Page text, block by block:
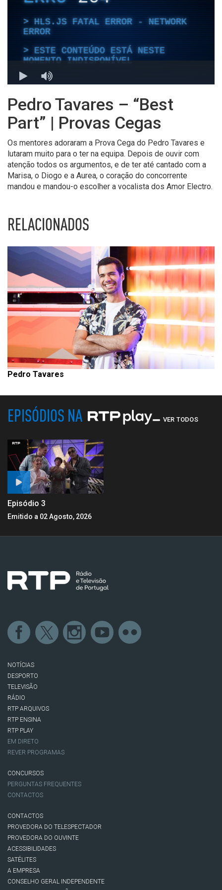
Pedro Tavares – “Best
Part” | Provas Cegas
Os mentores adoraram a Prova Cega do Pedro Tavares e
lutaram muito para o ter na equipa. Depois de ouvir com
atenção todos os argumentos, e de ter até cantado com a
Marisa, o Diogo e a Aurea, o coração do concorrente
mandou e mandou-o escolher a vocalista dos Amor Electro.
RELACIONADOS
Pedro Tavares
EPISÓDIOS NA VER TODOS
Episódio 3
Emitido a 02 Agosto, 2026
NOTÍCIAS
DESPORTO
TELEVISÃO
RÁDIO
RTP ARQUIVOS
RTP ENSINA
RTP PLAY
EM DIRETO
REVER PROGRAMAS
CONCURSOS
PERGUNTAS FREQUENTES
CONTACTOS
CONTACTOS
PROVEDORA DO TELESPECTADOR
PROVEDORA DO OUVINTE
ACESSIBILIDADES
SATÉLITES
A EMPRESA
CONSELHO GERAL INDEPENDENTE